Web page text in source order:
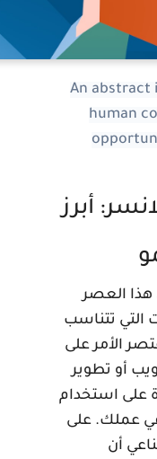
An
أبرز
العصر
تتناسب
الأمر على
تطوير
استخدام
عملك. على
أن